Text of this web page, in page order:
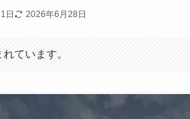
日 2026年6月28日
ています。